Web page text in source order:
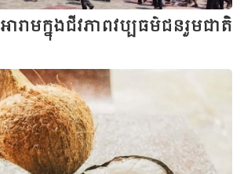
ារាមក្នុងជីវភាពវប្បធម៌ជនរួមជាតិ